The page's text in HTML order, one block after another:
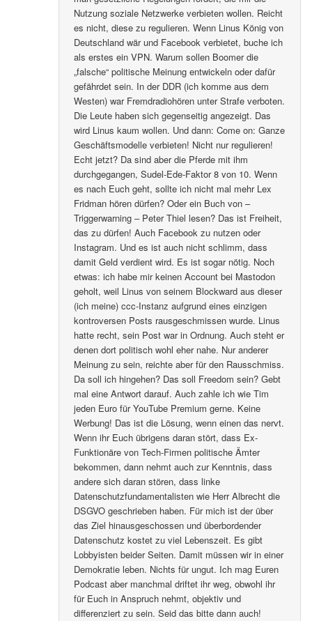
Nutzung soziale Netzwerke verbieten wollen. Reicht
es nicht, diese zu regulieren. Wenn Linus König von
Deutschland wär und Facebook verbietet, buche ich
als erstes ein VPN. Warum sollen Boomer die
„falsche“ politische Meinung entwickeln oder dafür
gefährdet sein. In der DDR (ich komme aus dem
Westen) war Fremdradiohören unter Strafe verboten.
Die Leute haben sich gegenseitig angezeigt. Das
wird Linus kaum wollen. Und dann: Come on: Ganze
Geschäftsmodelle verbieten! Nicht nur regulieren!
Echt jetzt? Da sind aber die Pferde mit ihm
durchgegangen, Sudel-Ede-Faktor 8 von 10. Wenn
es nach Euch geht, sollte ich nicht mal mehr Lex
Fridman hören dürfen? Oder ein Buch von –
Triggerwarning – Peter Thiel lesen? Das ist Freiheit,
das zu dürfen! Auch Facebook zu nutzen oder
Instagram. Und es ist auch nicht schlimm, dass
damit Geld verdient wird. Es ist sogar nötig. Noch
etwas: ich habe mir keinen Account bei Mastodon
geholt, weil Linus von seinem Blockward aus dieser
(ich meine) ccc-Instanz aufgrund eines einzigen
kontroversen Posts rausgeschmissen wurde. Linus
hatte recht, sein Post war in Ordnung. Auch steht er
denen dort politisch wohl eher nahe. Nur anderer
Meinung zu sein, reichte aber für den Rausschmiss.
Da soll ich hingehen? Das soll Freedom sein? Gebt
mal eine Antwort darauf. Auch zahle ich wie Tim
jeden Euro für YouTube Premium gerne. Keine
Werbung! Das ist die Lösung, wenn einen das nervt.
Wenn ihr Euch übrigens daran stört, dass Ex-
Funktionäre von Tech-Firmen politische Ämter
bekommen, dann nehmt auch zur Kenntnis, dass
andere sich daran stören, dass linke
Datenschutzfundamentalisten wie Herr Albrecht die
DSGVO geschrieben haben. Für mich ist der über
das Ziel hinausgeschossen und überbordender
Datenschutz kostet zu viel Lebenszeit. Es gibt
Lobbyisten beider Seiten. Damit müssen wir in einer
Demokratie leben. Nichts für ungut. Ich mag Euren
Podcast aber manchmal driftet ihr weg, obwohl ihr
für Euch in Anspruch nehmt, objektiv und
differenziert zu sein. Seid das bitte dann auch!